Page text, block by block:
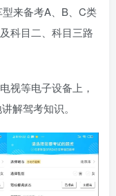
来备考A、B、C类
科目二、科目三路
视等电子设备上，
解驾考知识。